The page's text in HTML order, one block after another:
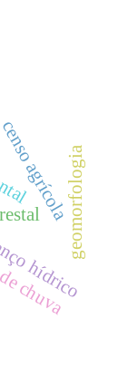
agrícola
hídrico
geomorfologia
chuva